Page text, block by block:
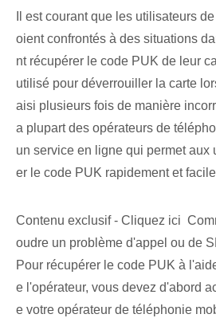
Il est courant que les utilisateurs
oient confrontés à des situations
nt récupérer le code PUK de leur
utilisé pour⁢ déverrouiller la carte
aisi plusieurs fois de manière
a plupart des opérateurs de
un service en ligne qui permet aux
er le code PUK rapidement et
Contenu exclusif - Cliquez ici
oudre un problème d'appel ou de
Pour récupérer le code PUK à
e l'opérateur, vous devez d'abord
e votre opérateur de téléphonie